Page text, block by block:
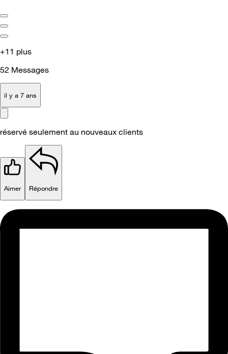
+11 plus
52 Messages
il y a 7 ans
réservé seulement au nouveaux clients
Aimer Répondre